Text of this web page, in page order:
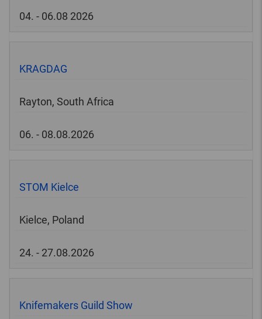
04. - 06.08 2026
KRAGDAG
Rayton, South Africa
06. - 08.08.2026
STOM Kielce
Kielce, Poland
24. - 27.08.2026
Knifemakers Guild Show